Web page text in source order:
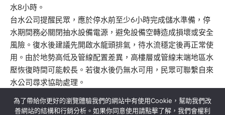
水8小時。
台水公司提醒民眾，應於停水前至少6小時完成儲水準備，停
水期間務必關閉抽水設備電源，避免設備空轉造成損壞或安全
風險。復水後建議先開啟水龍頭排氣，待水流穩定後再正常使
用。由於地勢高低及管線配置差異，高樓層或管線末端地區水
壓恢復時間可能較長。若復水後仍無水可用，民眾可聯繫自來
水公司尋求協助處理。
為了帶給你更好的瀏覽體驗我們的網站中有使用Cookie，幫助我們改
善網站的結構和行銷分析。如果你同意使用請點擊了解，我們會權利